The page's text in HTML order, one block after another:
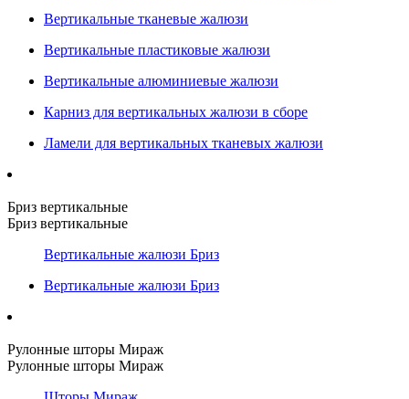
Вертикальные тканевые жалюзи
Вертикальные пластиковые жалюзи
Вертикальные алюминиевые жалюзи
Карниз для вертикальных жалюзи в сборе
Ламели для вертикальных тканевых жалюзи
Бриз вертикальные
Бриз вертикальные
Вертикальные жалюзи Бриз
Вертикальные жалюзи Бриз
Рулонные шторы Мираж
Рулонные шторы Мираж